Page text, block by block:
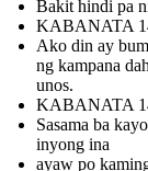
Bakit hindi pa
KABANATA
Ako din ay
ng kampana
unos .
KABANATA
Sasama ba
inyong ina
ayaw po